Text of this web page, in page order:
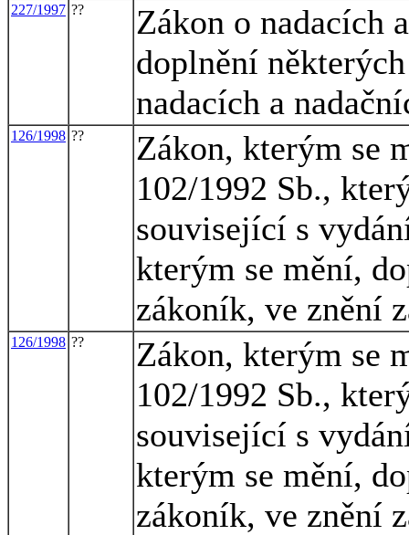
227/1997 ??
Zákon o nadacích
doplnění
nadacích a
126/1998 ??
Zákon, kterým se
102/1992 Sb.,
související s
kterým se mění,
zákoník, ve znění
126/1998 ??
Zákon, kterým se
102/1992 Sb.,
související s
kterým se mění,
zákoník, ve znění